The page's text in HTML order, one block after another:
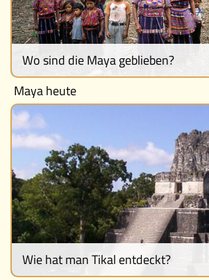
Quiz
Memospiel
Museen
Wo sind die Maya geblieben?
Maya heute
Wie hat man Tikal entdeckt?